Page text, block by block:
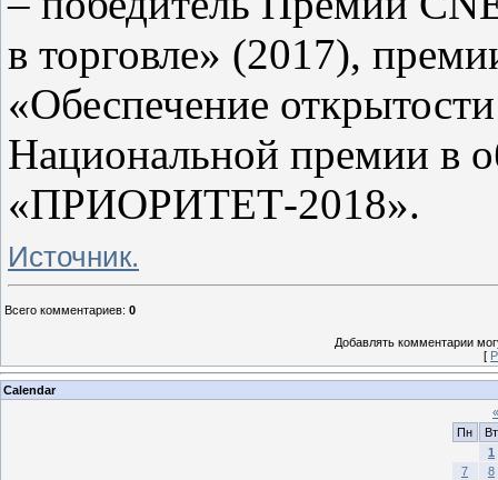
в торговле» (2017),
«Обеспечение
Национальной премии в
«ПРИОРИТЕТ-2018».
Источник.
Всего комментариев: 0
Добавлять комментарии
[
Calendar
«
Пн
Вт
1
7
8